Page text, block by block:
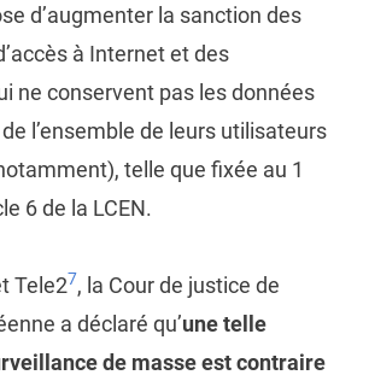
d’augmenter la sanction des
à Internet et des
ne conservent pas les données
l’ensemble de leurs utilisateurs
telle que fixée au 1
6 de la LCEN.
Tele27, la Cour de justice de
a déclaré qu’une telle
de masse est contraire